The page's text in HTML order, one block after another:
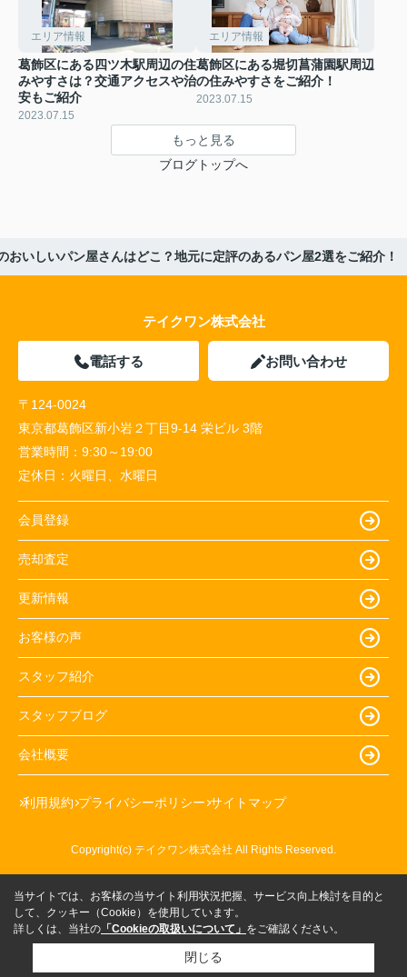
エリア情報
葛飾区にある四ツ木駅周辺の住
みやすさは？交通アクセスや治
安もご紹介
2023.07.15
エリア情報
葛飾区にある堀切菖蒲園駅周辺
の住みやすさをご紹介！
2023.07.15
もっと見る
ブログトップへ
おいしいパン屋さんはどこ？地元に定評のあるパン屋2選をご紹介！
テイクワン株式会社
電話する お問い合わせ
〒124-0024
東京都葛飾区新小岩２丁目9-14 栄ビル 3階
営業時間： 9:30～19:00
定休日： 火曜日、水曜日
会員登録
売却査定
更新情報
お客様の声
スタッフ紹介
スタッフブログ
会社概要
利用規約 プライバシーポリシー サイトマップ
Copyright(c) テイクワン株式会社 All Rights Reserved.
当サイトでは、お客様の当サイト利用状況把握、サービス向上検討を目的と
して、クッキー（Cookie）を使用しています。
詳しくは、当社の 「Cookieの取扱いについて」 をご確認ください。
閉じる